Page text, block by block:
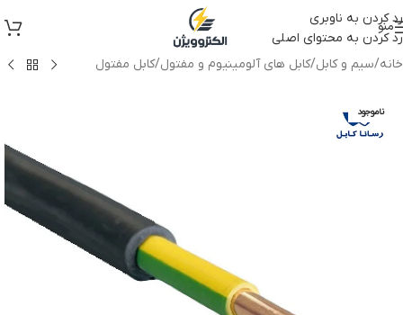
رد کردن به ناوبری
رد کردن به محتوای اصلی
منو
خانه/سیم و کابل/کابل های آلومینیوم و مفتول/کابل مفتول
ناموجود